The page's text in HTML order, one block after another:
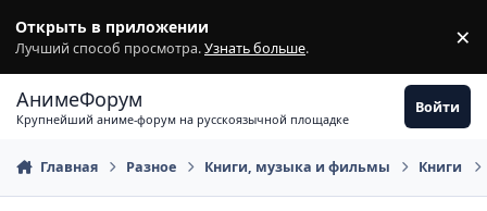
Открыть в приложении
Лучший способ просмотра.Узнать больше. ×
АнимеФорум
Крупнейший аниме-форум на русскоязычной площадке
Войти
Главная Разное Книги, музыка и фильмы Книги